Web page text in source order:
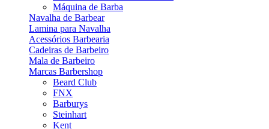
Máquina de Barba
Navalha de Barbear
Lamina para Navalha
Acessórios Barbearia
Cadeiras de Barbeiro
Mala de Barbeiro
Marcas Barbershop
Beard Club
FNX
Barburys
Steinhart
Kent